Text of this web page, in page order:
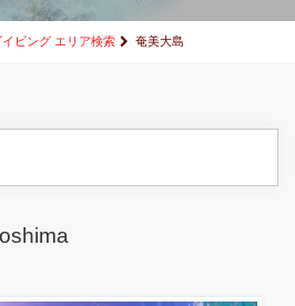
イビング エリア検索 奄美大島